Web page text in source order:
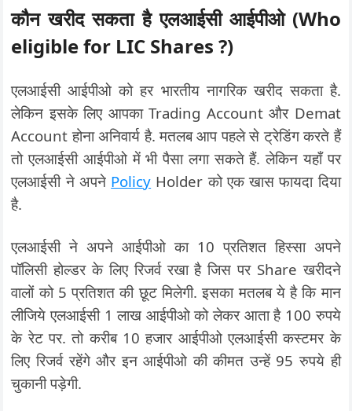
कौन खरीद सकता है एलआईसी आईपीओ (Who
eligible for LIC Shares ?)
एलआईसी आईपीओ को हर भारतीय नागरिक खरीद सकता है.
लेकिन इसके लिए आपका Trading Account और Demat
Account होना अनिवार्य है. मतलब आप पहले से ट्रेडिंग करते हैं
तो एलआईसी आईपीओ में भी पैसा लगा सकते हैं. लेकिन यहाँ पर
एलआईसी ने अपने Policy Holder को एक खास फायदा दिया
है.
एलआईसी ने अपने आईपीओ का 10 प्रतिशत हिस्सा अपने
पॉलिसी होल्डर के लिए रिजर्व रखा है जिस पर Share खरीदने
वालों को 5 प्रतिशत की छूट मिलेगी. इसका मतलब ये है कि मान
लीजिये एलआईसी 1 लाख आईपीओ को लेकर आता है 100 रुपये
के रेट पर. तो करीब 10 हजार आईपीओ एलआईसी कस्टमर के
लिए रिजर्व रहेंगे और इन आईपीओ की कीमत उन्हें 95 रुपये ही
चुकानी पड़ेगी.